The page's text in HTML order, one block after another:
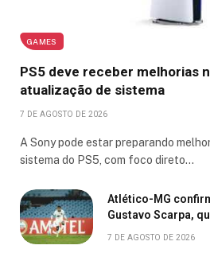
GAMES
PS5 deve receber melhorias
atualização de sistema
7 DE AGOSTO DE 2026
A Sony pode estar preparando
sistema do PS5, com foco direto…
Atlético-MG
Gustavo Scarpa,
7 DE AGOSTO DE 2026